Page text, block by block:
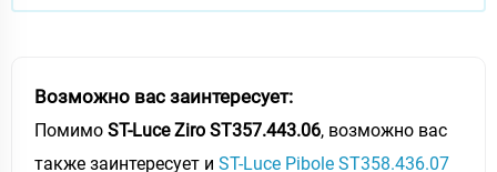
Возможно вас заинтересует:
Помимо ST-Luce Ziro ST357.443.06, возможно вас
также заинтересует и ST-Luce Pibole ST358.436.07